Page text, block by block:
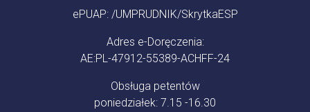
ePUAP: /UMPRUDNIK/SkrytkaESP
Adres e-Doręczenia:
AE:PL-47912-55389-ACHFF-24
Obsługa petentów
poniedziałek: 7.15 -16.30